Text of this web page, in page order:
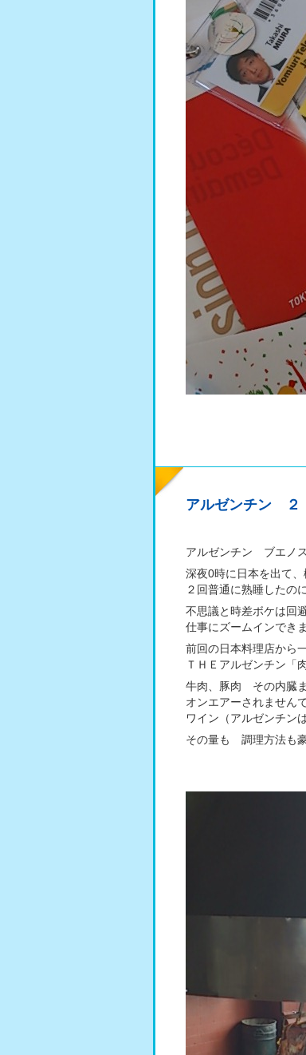
アルゼンチン ２
アルゼンチン ブエノ
深夜0時に日本を出て、
２回普通に熟睡したの
不思議と時差ボケは回
仕事にズームインでき
前回の日本料理店から
ＴＨＥアルゼンチン「
牛肉、豚肉 その内臓ま
オンエアーされません
ワイン（アルゼンチン
その量も 調理方法も豪